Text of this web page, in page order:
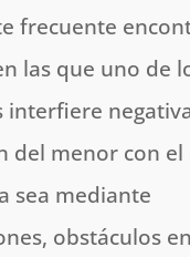
frecuente
las que uno de
interfiere
del menor con
sea mediante
obstáculos